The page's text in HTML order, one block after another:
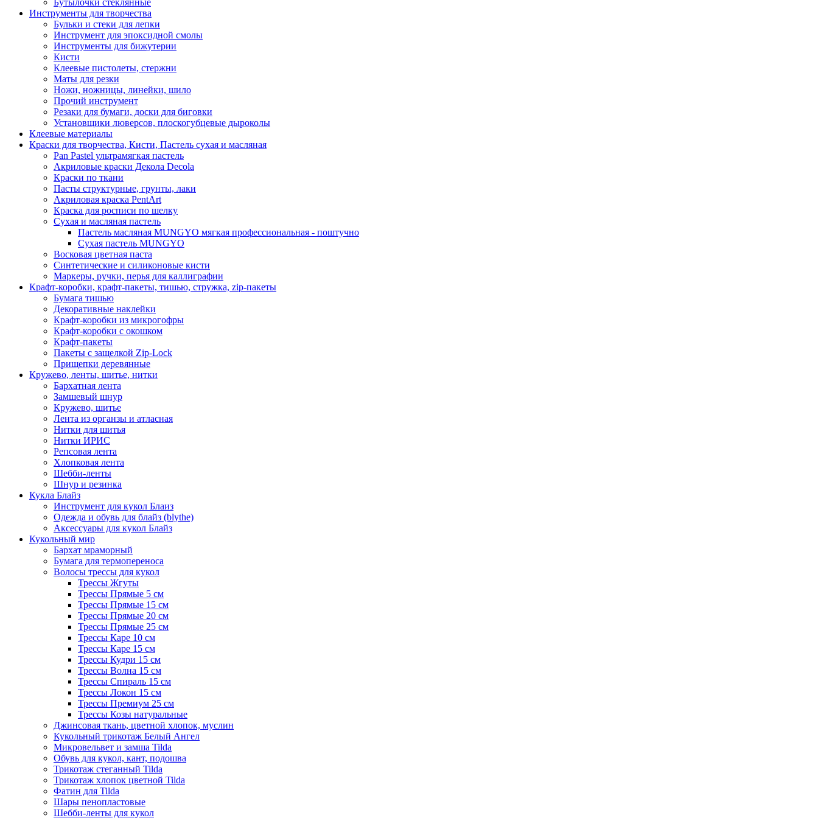
Инструменты для творчества
Бульки и стеки для лепки
Инструмент для эпоксидной смолы
Инструменты для бижутерии
Кисти
Клеевые пистолеты, стержни
Маты для резки
Ножи, ножницы, линейки, шило
Прочий инструмент
Резаки для бумаги, доски для биговки
Установщики люверсов, плоскогубцевые дыроколы
Клеевые материалы
Краски для творчества, Кисти, Пастель сухая и масляная
Pan Pastel ультрамягкая пастель
Акриловые краски Декола Decola
Краски по ткани
Пасты структурные, грунты, лаки
Акриловая краска PentArt
Краска для росписи по шелку
Cухая и масляная пастель
Пастель масляная MUNGYO мягкая профессиональная - поштучно
Сухая пастель MUNGYO
Восковая цветная паста
Синтетические и силиконовые кисти
Маркеры, ручки, перья для каллиграфии
Крафт-коробки, крафт-пакеты, тишью, стружка, zip-пакеты
Бумага тишью
Декоративные наклейки
Крафт-коробки из микрогофры
Крафт-коробки с окошком
Крафт-пакеты
Пакеты с защелкой Zip-Lock
Прищепки деревянные
Кружево, ленты, шитье, нитки
Бархатная лента
Замшевый шнур
Кружево, шитье
Лента из органзы и атласная
Нитки для шитья
Нитки ИРИС
Репсовая лента
Хлопковая лента
Шебби-ленты
Шнур и резинка
Кукла Блайз
Инструмент для кукол Блаиз
Одежда и обувь для блайз (blythe)
Аксессуары для кукол Блайз
Кукольный мир
Бархат мраморный
Бумага для термопереноса
Волосы трессы для кукол
Трессы Жгуты
Трессы Прямые 5 см
Трессы Прямые 15 см
Трессы Прямые 20 см
Трессы Прямые 25 см
Трессы Каре 10 см
Трессы Каре 15 см
Трессы Кудри 15 см
Трессы Волна 15 см
Трессы Спираль 15 см
Трессы Локон 15 см
Трессы Премиум 25 см
Трессы Козы натуральные
Джинсовая ткань, цветной хлопок, муслин
Кукольный трикотаж Белый Ангел
Микровельвет и замша Tilda
Обувь для кукол, кант, подошва
Трикотаж стеганный Tilda
Трикотаж хлопок цветной Tilda
Фатин для Tilda
Шары пенопластовые
Шебби-ленты для кукол